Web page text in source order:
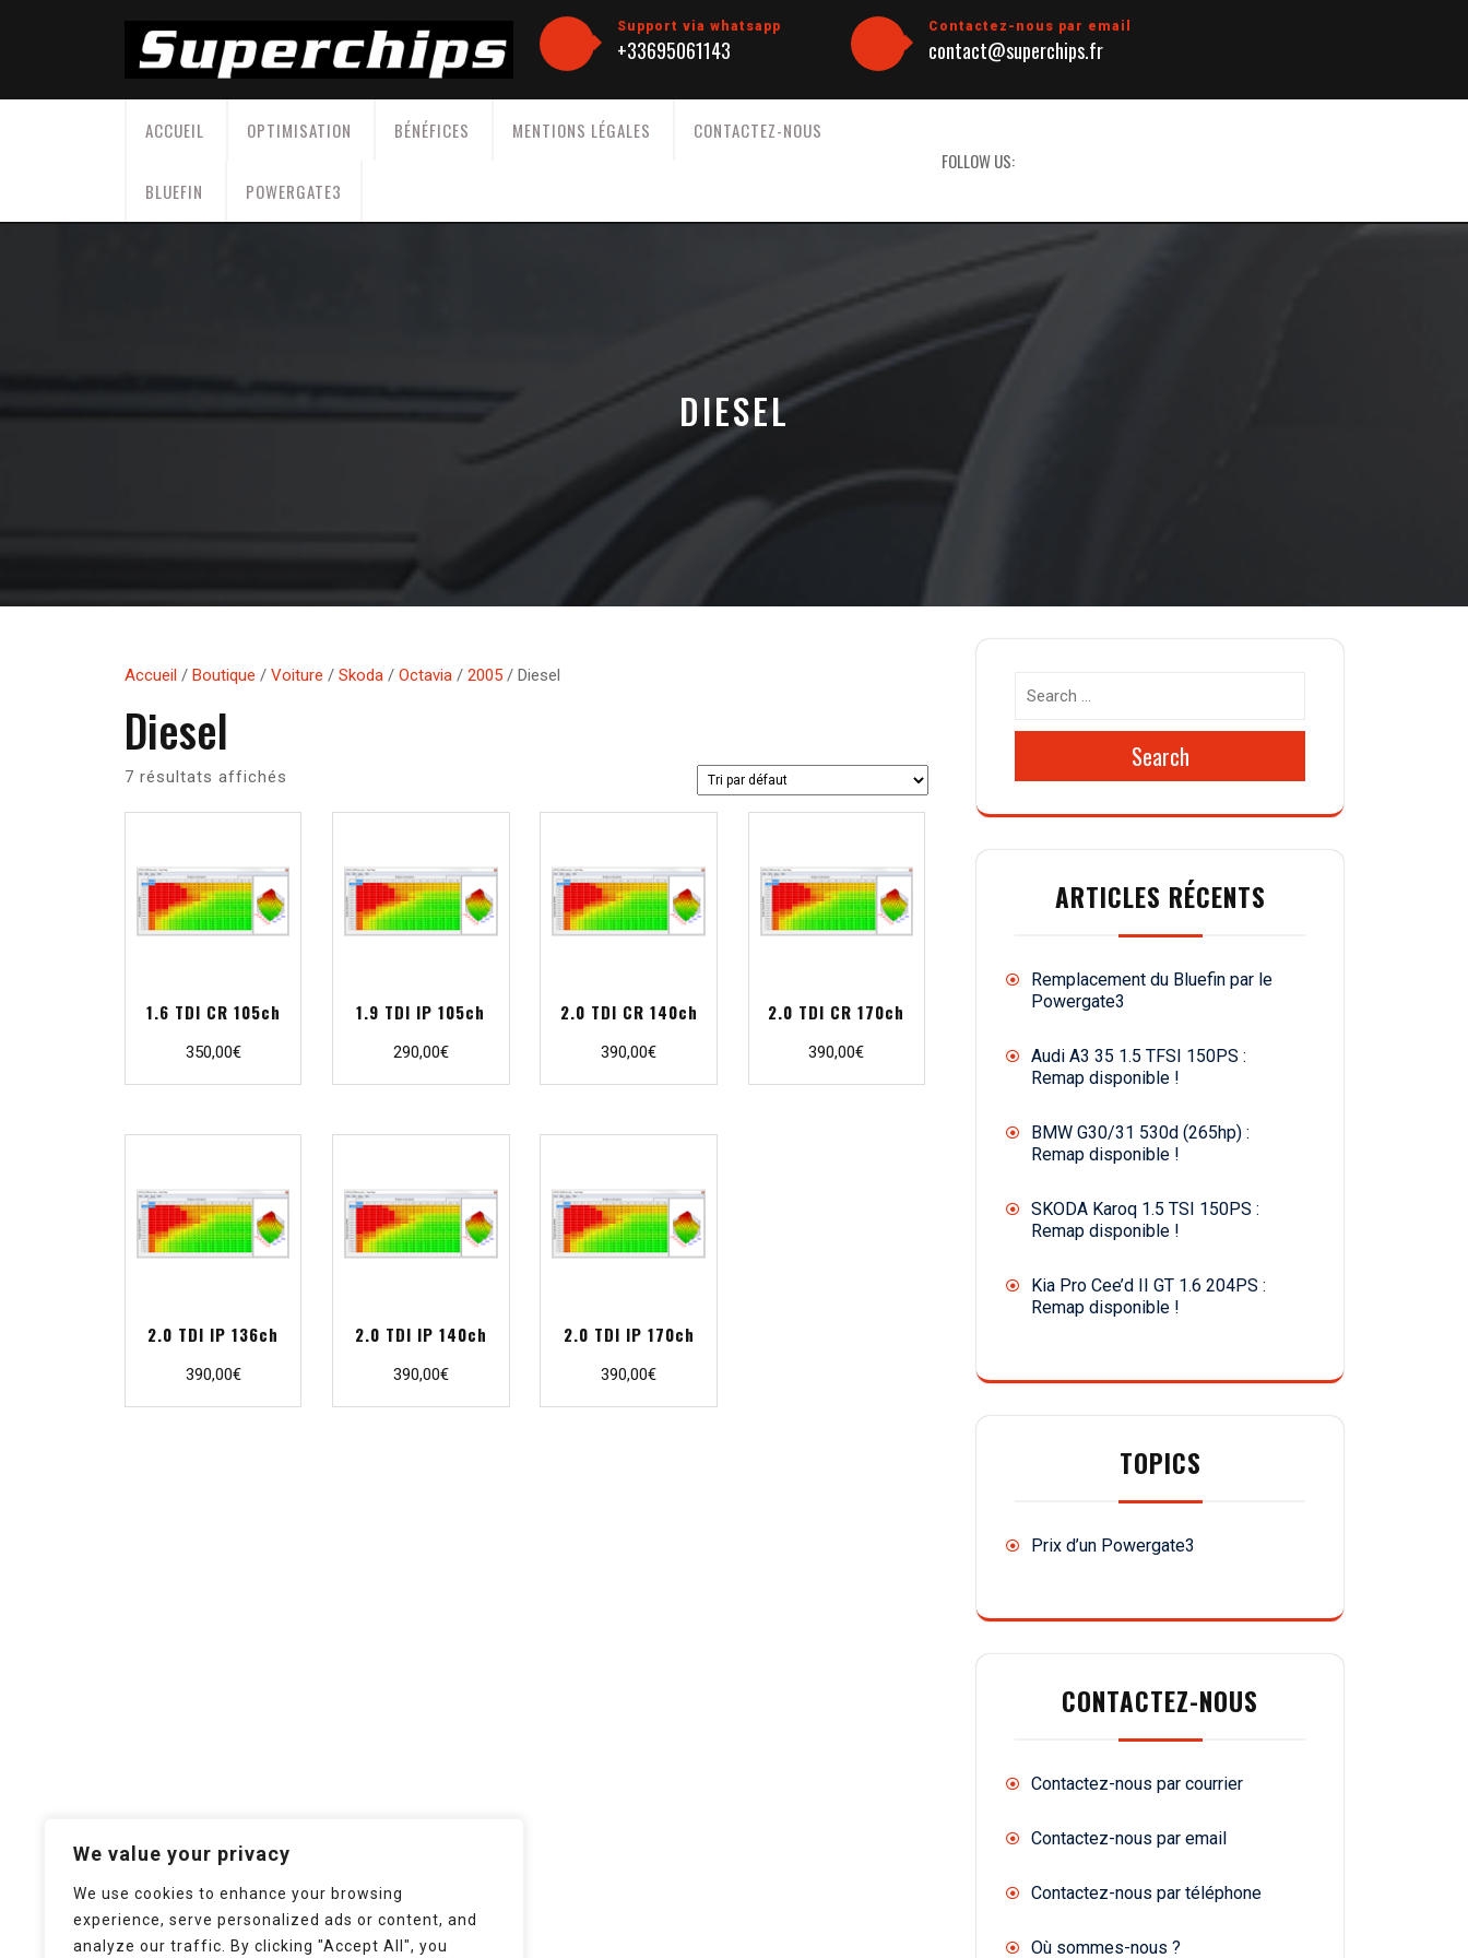
We value your privacy
We use cookies to enhance your browsing
experience, serve personalized ads or content, and
analyze our traffic. By clicking "Accept All", you
Support via whatsapp
+33695061143
Contactez-nous par email
contact@superchips.fr
ACCUEIL OPTIMISATION BÉNÉFICES MENTIONS LÉGALES CONTACTEZ-NOUS
BLUEFIN POWERGATE3
FOLLOW US:
DIESEL
Accueil / Boutique / Voiture / Skoda / Octavia / 2005 / Diesel
Diesel
7 résultats affichés
1.6 TDI CR 105ch
350,00€
1.9 TDI IP 105ch
290,00€
2.0 TDI CR 140ch
390,00€
2.0 TDI CR 170ch
390,00€
2.0 TDI IP 136ch
390,00€
2.0 TDI IP 140ch
390,00€
2.0 TDI IP 170ch
390,00€
Search
ARTICLES RÉCENTS
Remplacement du Bluefin par le
Powergate3
Audi A3 35 1.5 TFSI 150PS :
Remap disponible !
BMW G30/31 530d (265hp) :
Remap disponible !
SKODA Karoq 1.5 TSI 150PS :
Remap disponible !
Kia Pro Cee’d II GT 1.6 204PS :
Remap disponible !
TOPICS
Prix d’un Powergate3
CONTACTEZ-NOUS
Contactez-nous par courrier
Contactez-nous par email
Contactez-nous par téléphone
Où sommes-nous ?